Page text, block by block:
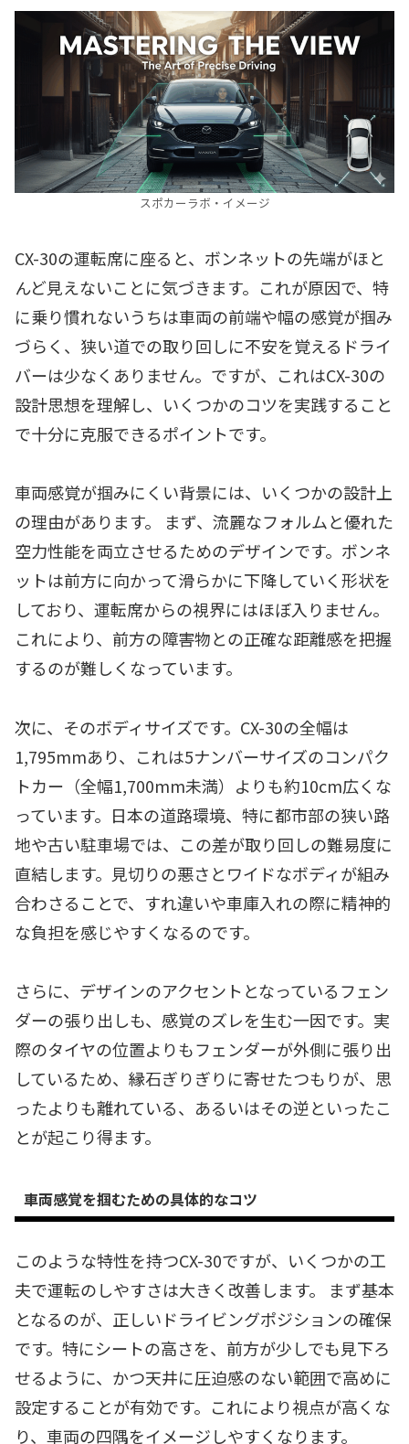
スポカーラボ・イメージ
CX-30の運転席に座ると、ボンネットの先端がほと
んど見えないことに気づきます。これが原因で、特
に乗り慣れないうちは車両の前端や幅の感覚が掴み
づらく、狭い道での取り回しに不安を覚えるドライ
バーは少なくありません。ですが、これはCX-30の
設計思想を理解し、いくつかのコツを実践すること
で十分に克服できるポイントです。
車両感覚が掴みにくい背景には、いくつかの設計上
の理由があります。 まず、流麗なフォルムと優れた
空力性能を両立させるためのデザインです。ボンネ
ットは前方に向かって滑らかに下降していく形状を
しており、運転席からの視界にはほぼ入りません。
これにより、前方の障害物との正確な距離感を把握
するのが難しくなっています。
次に、そのボディサイズです。CX-30の全幅は
1,795mmあり、これは5ナンバーサイズのコンパク
トカー（全幅1,700mm未満）よりも約10cm広くな
っています。日本の道路環境、特に都市部の狭い路
地や古い駐車場では、この差が取り回しの難易度に
直結します。見切りの悪さとワイドなボディが組み
合わさることで、すれ違いや車庫入れの際に精神的
な負担を感じやすくなるのです。
さらに、デザインのアクセントとなっているフェン
ダーの張り出しも、感覚のズレを生む一因です。実
際のタイヤの位置よりもフェンダーが外側に張り出
しているため、縁石ぎりぎりに寄せたつもりが、思
ったよりも離れている、あるいはその逆といったこ
とが起こり得ます。
車両感覚を掴むための具体的なコツ
このような特性を持つCX-30ですが、いくつかの工
夫で運転のしやすさは大きく改善します。 まず基本
となるのが、正しいドライビングポジションの確保
です。特にシートの高さを、前方が少しでも見下ろ
せるように、かつ天井に圧迫感のない範囲で高めに
設定することが有効です。これにより視点が高くな
り、車両の四隅をイメージしやすくなります。